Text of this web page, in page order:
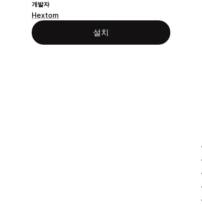
개발자
Hextom
설치